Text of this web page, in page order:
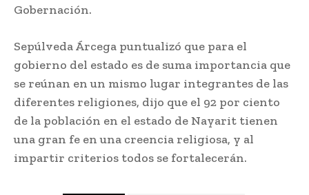
Gobernación.
Sepúlveda Árcega puntualizó que para el
gobierno del estado es de suma importancia que
se reúnan en un mismo lugar integrantes de las
diferentes religiones, dijo que el 92 por ciento
de la población en el estado de Nayarit tienen
una gran fe en una creencia religiosa, y al
impartir criterios todos se fortalecerán.